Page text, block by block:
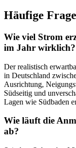
Häufige
Wie viel Strom
im Jahr wirklich?
Der realistisch
in Deutschland
Ausrichtung,
Südseitig und
Lagen wie Südbaden
Wie läuft die
ab?